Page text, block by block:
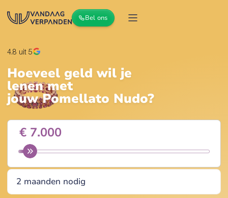
Bel ons
4.8 uit 5
Hoeveel geld wil je
lenen met
jouw Pomellato Nudo?